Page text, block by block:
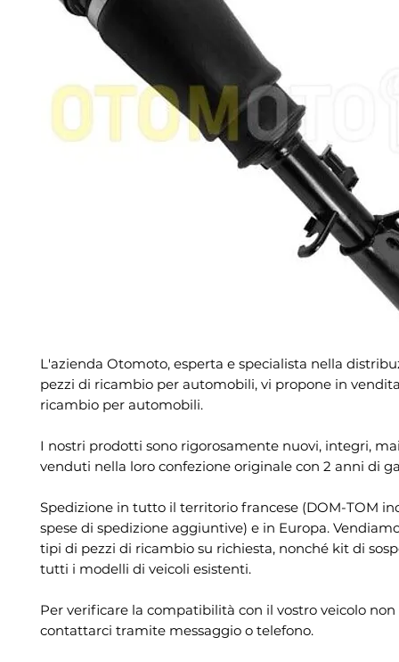
L'azienda Otomoto, esperta e specialista nella
pezzi di ricambio per automobili, vi propone in
ricambio per automobili.
I nostri prodotti sono rigorosamente nuovi, integri,
venduti nella loro confezione originale con 2 anni di
Spedizione in tutto il territorio francese (DOM-TOM
spese di spedizione aggiuntive) e in Europa.
tipi di pezzi di ricambio su richiesta, nonché kit di
tutti i modelli di veicoli esistenti.
Per verificare la compatibilità con il vostro veicolo non
contattarci tramite messaggio o telefono.